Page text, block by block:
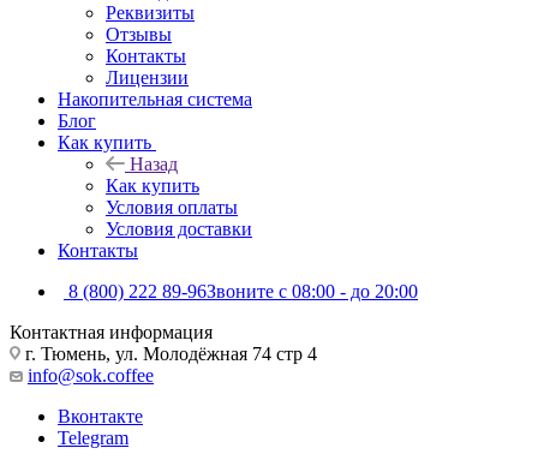
Реквизиты
Отзывы
Контакты
Лицензии
Накопительная система
Блог
Как купить
Назад
Как купить
Условия оплаты
Условия доставки
Контакты
8 (800) 222 89-96Звоните с 08:00 - до 20:00
Контактная информация
г. Тюмень, ул. Молодёжная 74 стр 4
info@sok.coffee
Вконтакте
Telegram